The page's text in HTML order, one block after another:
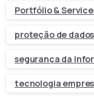
Portfólio &
proteção de dados
segurança da
tecnologia